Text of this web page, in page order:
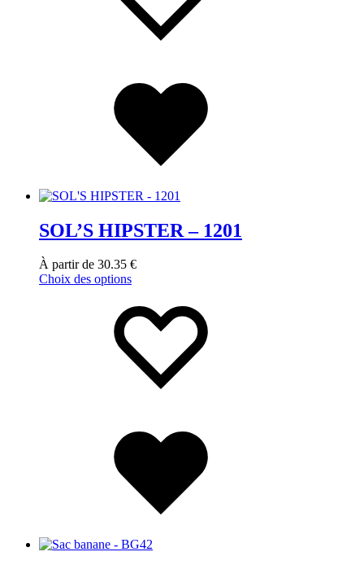
SOL’S HIPSTER – 1201
À partir de 30.35 €
Choix des options